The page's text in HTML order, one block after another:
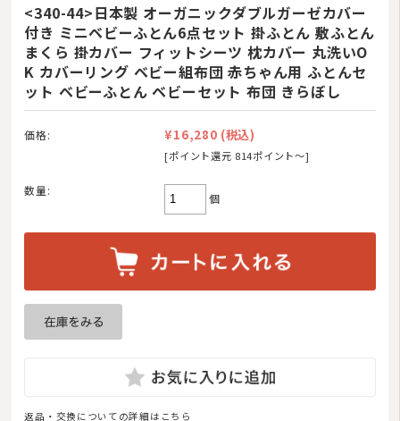
<340-44>日本製 オーガニックダブルガーゼカバー
付き ミニベビーふとん6点セット 掛ふとん 敷ふとん
まくら 掛カバー フィットシーツ 枕カバー 丸洗いO
K カバーリング ベビー組布団 赤ちゃん用 ふとんセ
ット ベビーふとん ベビーセット 布団 きらぼし
価格: ¥16,280 (税込)
[ポイント還元 814ポイント〜]
数量:
個
返品・交換についての詳細はこちら